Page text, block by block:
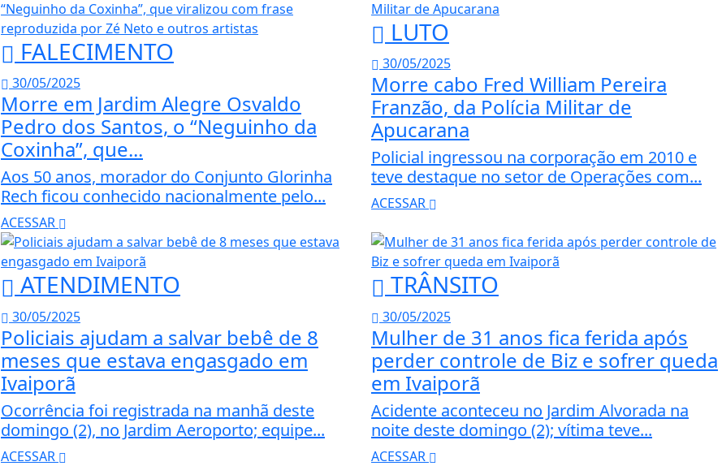
FALECIMENTO
30/05/2025
Morre em Jardim Alegre Osvaldo
Pedro dos Santos, o “Neguinho da
Coxinha”, que...
Aos 50 anos, morador do Conjunto Glorinha
Rech ficou conhecido nacionalmente pelo...
ACESSAR
LUTO
30/05/2025
Morre cabo Fred William Pereira
Franzão, da Polícia Militar de
Apucarana
Policial ingressou na corporação em 2010 e
teve destaque no setor de Operações com...
ACESSAR
ATENDIMENTO
30/05/2025
Policiais ajudam a salvar bebê de 8
meses que estava engasgado em
Ivaiporã
Ocorrência foi registrada na manhã deste
domingo (2), no Jardim Aeroporto; equipe...
ACESSAR
TRÂNSITO
30/05/2025
Mulher de 31 anos fica ferida após
perder controle de Biz e sofrer queda
em Ivaiporã
Acidente aconteceu no Jardim Alvorada na
noite deste domingo (2); vítima teve...
ACESSAR